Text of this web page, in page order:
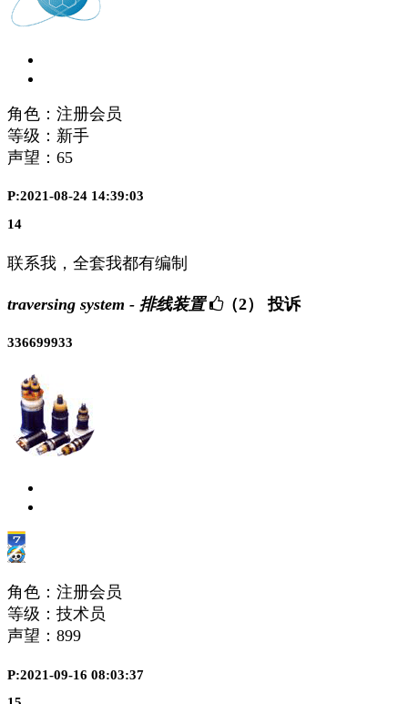
角色：注册会员
等级：新手
声望： 65
P:2021-08-24 14:39:03
14
联系我，全套我都有编制
traversing system - 排线装置 （2） 投诉
336699933
角色：注册会员
等级：技术员
声望： 899
P:2021-09-16 08:03:37